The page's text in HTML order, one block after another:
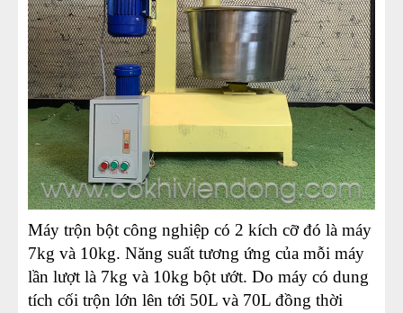
Máy trộn bột công nghiệp có 2 kích cỡ đó là máy
7kg và 10kg. Năng suất tương ứng của mỗi máy
lần lượt là 7kg và 10kg bột ướt. Do máy có dung
tích cối trộn lớn lên tới 50L và 70L đồng thời